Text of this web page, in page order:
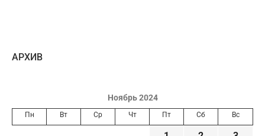
AРХИВ
Ноябрь 2024
Пн Вт Ср Чт Пт Сб Вс